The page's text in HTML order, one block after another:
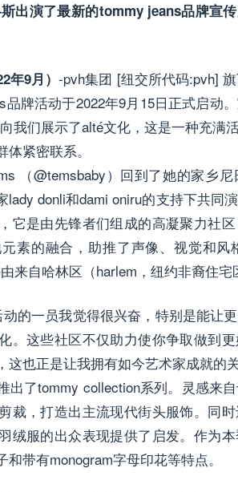
出演了最新的tommy jeans品牌宣
年9月）-pvh集团 [纽交所代码:pvh]
品牌活动于2022年9月15日正式启动
我们展示了alté文化，这是一种充满
紧密联系。
（@temsbaby）回到了她的家乡
lady donli和dami oniru的支持下共同
它是由先锋者们组成的高凝聚力社
素的融合，助推了声像、视觉和
来自哈林区（harlem，纽约非裔住宅
的一员我觉得很兴奋，特别是能让
。这些社区不仅助力使你争取做到
这也正是让我拥有如今艺术家成就的
出了tommy collection系列。灵感来
裁，打造出主流现代街头服饰。同
绒服的出众表现提供了启发。作为
带有monogram字母印花等特点。